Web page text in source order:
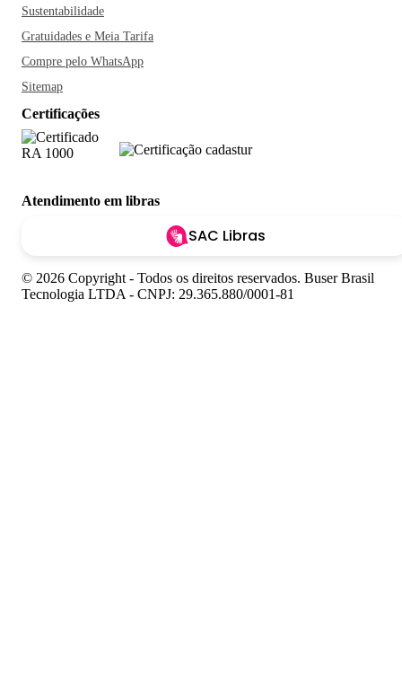
Sustentabilidade
Gratuidades e Meia Tarifa
Compre pelo WhatsApp
Sitemap
Certificações
Atendimento em libras
SAC Libras
© 2026 Copyright - Todos os direitos reservados. Buser Brasil
Tecnologia LTDA - CNPJ: 29.365.880/0001-81